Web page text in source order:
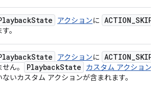
State アクションに ACTION_SKIP
す。
State アクションに ACTION_SKIP
せん。 PlaybackState カスタム アクション
ないカスタム アクションが含まれます。